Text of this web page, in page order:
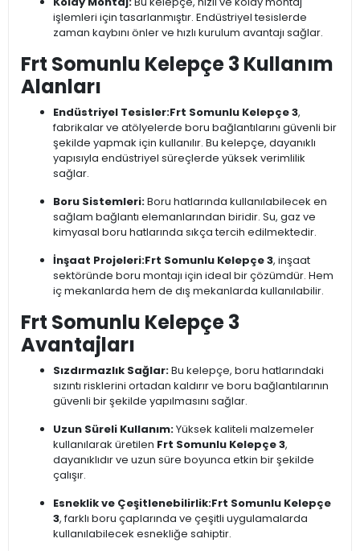
işlemleri için tasarlanmıştır. Endüstriyel tesislerde
zaman kaybını önler ve hızlı kurulum avantajı sağlar.
Frt Somunlu Kelepçe 3 Kullanım
Alanları
Endüstriyel Tesisler:Frt Somunlu Kelepçe 3,
fabrikalar ve atölyelerde boru bağlantılarını güvenli bir
şekilde yapmak için kullanılır. Bu kelepçe, dayanıklı
yapısıyla endüstriyel süreçlerde yüksek verimlilik
sağlar.
Boru Sistemleri:Boru hatlarında kullanılabilecek en
sağlam bağlantı elemanlarından biridir. Su, gaz ve
kimyasal boru hatlarında sıkça tercih edilmektedir.
İnşaat Projeleri:Frt Somunlu Kelepçe 3, inşaat
sektöründe boru montajı için ideal bir çözümdür. Hem
iç mekanlarda hem de dış mekanlarda kullanılabilir.
Frt Somunlu Kelepçe 3
Avantajları
Sızdırmazlık Sağlar:Bu kelepçe, boru hatlarındaki
sızıntı risklerini ortadan kaldırır ve boru bağlantılarının
güvenli bir şekilde yapılmasını sağlar.
Uzun Süreli Kullanım:Yüksek kaliteli malzemeler
kullanılarak üretilen Frt Somunlu Kelepçe 3,
dayanıklıdır ve uzun süre boyunca etkin bir şekilde
çalışır.
Esneklik ve Çeşitlenebilirlik:Frt Somunlu Kelepçe
3, farklı boru çaplarında ve çeşitli uygulamalarda
kullanılabilecek esnekliğe sahiptir.